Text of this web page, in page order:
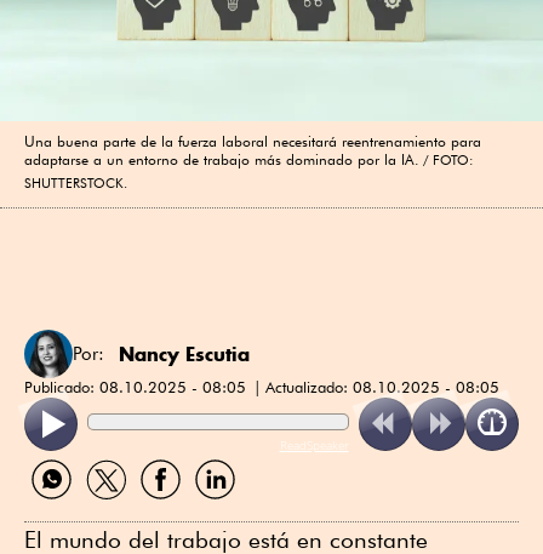
Una buena parte de la fuerza laboral necesitará reentrenamiento para
adaptarse a un entorno de trabajo más dominado por la IA.
FOTO:
SHUTTERSTOCK.
Por: Nancy Escutia
Publicado: 08.10.2025 - 08:05 Actualizado: 08.10.2025 - 08:05
ReadSpeaker
Compartir
por
Compartir
por
Compartir
por
Compartir
por
El mundo del trabajo está en constante